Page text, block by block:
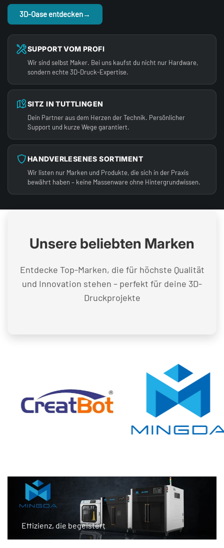
3D-Oase entdecken→
SUPPORT VOM PROFI
Wir sind selbst Maker. Bei uns kaufst du nicht nur Hardware,
sondern echte 3D-Druck-Expertise.
SITZ IN TUTTLINGEN
Dein Partner aus dem Herzen der Technik. Persönlicher
Support und kurze Wege garantiert.
HANDVERLESENES SORTIMENT
Wir listen nur Marken und Produkte, die sich in der Praxis
bewährt haben – keine Massenware ohne Hintergrundwissen.
Unsere beliebten Marken
Entdecke Top-Marken, die für höchste Qualität
und Innovation stehen – perfekt für deine 3D-
Druckprojekte
Effizienz, die begeistert